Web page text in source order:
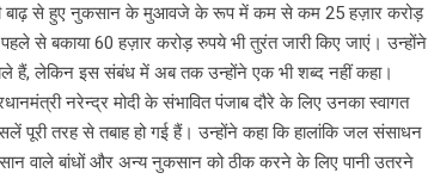
बाढ़ से हुए नुकसान के मुआवजे के रूप में कम से कम 25 हज़ार करोड़
से बकाया 60 हज़ार करोड़ रुपये भी तुरंत जारी किए जाएं। उन्होंने
हैं, लेकिन इस संबंध में अब तक उन्होंने एक भी शब्द नहीं कहा।
नरेन्द्र मोदी के संभावित पंजाब दौरे के लिए उनका स्वागत
तरह से तबाह हो गई हैं। उन्होंने कहा कि हालांकि जल संसाधन
वाले बांधों और अन्य नुकसान को ठीक करने के लिए पानी उतरने